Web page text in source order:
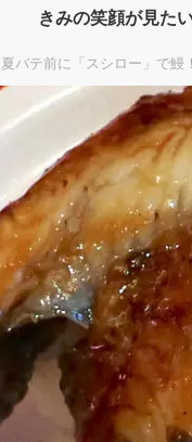
きみの笑顔が見た
夏バテ前に「スシロー」で鰻